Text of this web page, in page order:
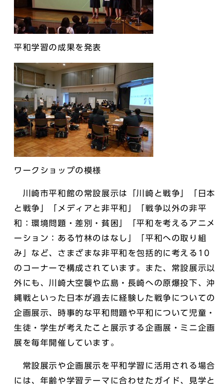
平和学習の成果を発表
ワークショップの模様
川崎市平和館の常設展示は「川崎と戦争」「日本
と戦争」「メディアと非平和」「戦争以外の非平
和：環境問題・差別・貧困」「平和を考えるアニメ
ーション：ある竹林のはなし」「平和への取り組
み」など、さまざまな非平和を包括的に考える10
のコーナーで構成されています。また、常設展示以
外にも、川崎大空襲や広島・長崎への原爆投下、沖
縄戦といった日本が過去に経験した戦争についての
企画展示、時事的な平和問題や平和について児童・
生徒・学生が考えたこと展示する企画展・ミニ企画
展を毎年開催しています。
常設展示や企画展示を平和学習に活用される場合
には、年齢や学習テーマに合わせたガイド、見学と